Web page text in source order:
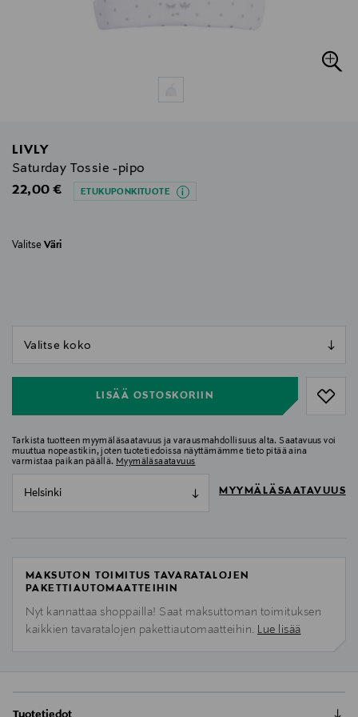
LIVLY
Saturday Tossie -pipo
Original Price
22,00 € ETUKUPONKITUOTE
Valitse Väri
LISÄÄ OSTOSKORIIN
Tarkista tuotteen myymäläsaatavuus ja varausmahdollisuus alta. Saatavuus voi
muuttua nopeastikin, joten tuotetiedoissa näyttämämme tieto pitää aina
varmistaa paikan päällä. Myymäläsaatavuus
Helsinki MYYMÄLÄSAATAVUUS
MAKSUTON TOIMITUS TAVARATALOJEN
PAKETTIAUTOMAATTEIHIN
Nyt kannattaa shoppailla! Saat maksuttoman toimituksen
kaikkien tavaratalojen pakettiautomaatteihin. Lue lisää